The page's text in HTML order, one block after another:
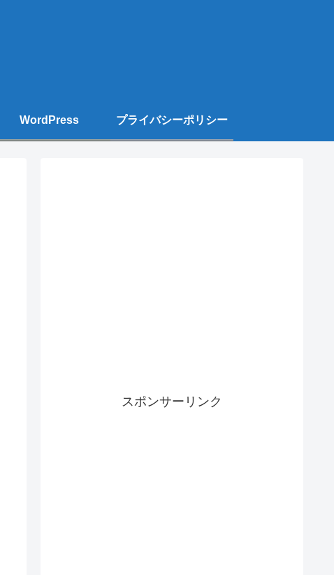
WordPress プライバシーポリシー
スポンサーリンク